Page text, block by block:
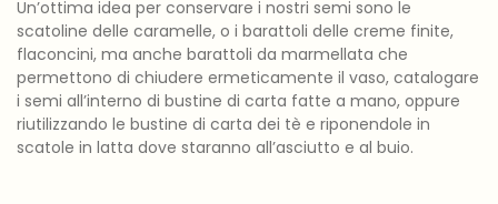
Un’ottima idea per conservare i nostri semi sono le
scatoline delle caramelle, o i barattoli delle creme finite,
flaconcini, ma anche barattoli da marmellata che
permettono di chiudere ermeticamente il vaso, catalogare
i semi all’interno di bustine di carta fatte a mano, oppure
riutilizzando le bustine di carta dei tè e riponendole in
scatole in latta dove staranno all’asciutto e al buio.